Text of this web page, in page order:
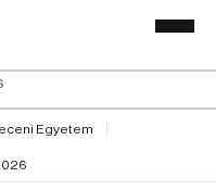
Egyetem